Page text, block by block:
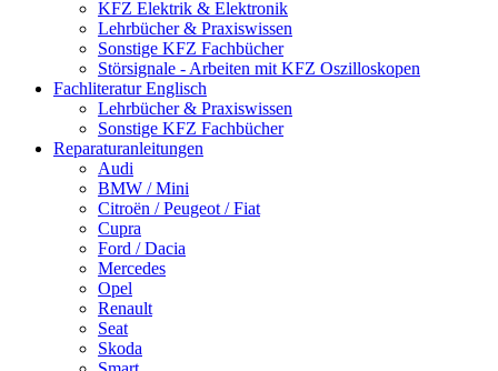
KFZ Elektrik & Elektronik
Lehrbücher & Praxiswissen
Sonstige KFZ Fachbücher
Störsignale - Arbeiten mit KFZ Oszilloskopen
Fachliteratur Englisch
Lehrbücher & Praxiswissen
Sonstige KFZ Fachbücher
Reparaturanleitungen
Audi
BMW / Mini
Citroën / Peugeot / Fiat
Cupra
Ford / Dacia
Mercedes
Opel
Renault
Seat
Skoda